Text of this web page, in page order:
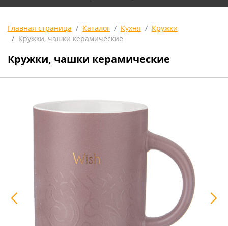
Главная страница Каталог Кухня
Кружки
Кружки, чашки керамические
Кружки, чашки керамические